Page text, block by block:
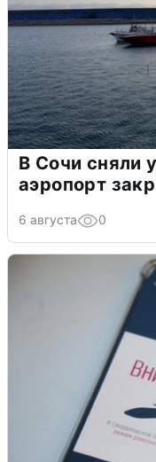
В Сочи сняли
аэропорт
6 августа 0